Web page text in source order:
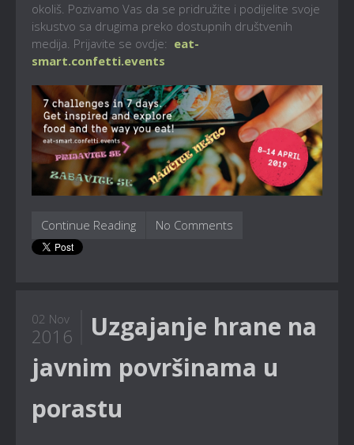
okoliš. Pozivamo Vas da se pridružite i podijelite svoje
iskustvo sa drugima preko dostupnih društvenih
medija. Prijavite se ovdje: eat-
smart.confetti.events
Continue Reading No Comments
02 Nov
2016
Uzgajanje hrane na
javnim površinama u
porastu